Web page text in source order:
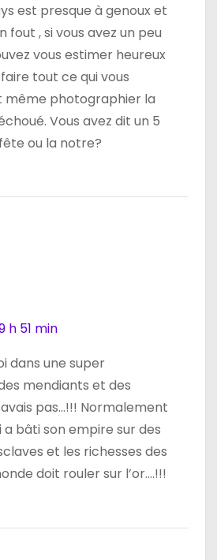
est presque à genoux et
fout , si vous avez un peu
vous estimer heureux
tout ce qui vous
photographier la
Vous avez dit un 5
ou la notre?
h 51 min
dans une super
mendiants et des
pas…!!! Normalement
a bâti son empire sur des
et les richesses des
doit rouler sur l’or….!!!